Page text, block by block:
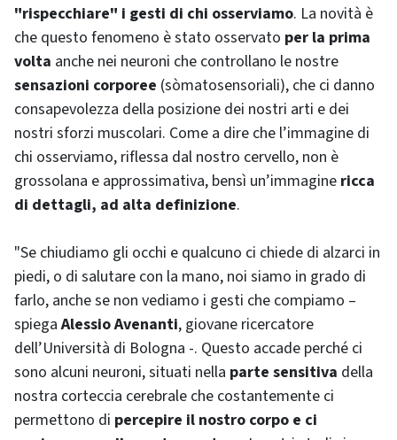
"rispecchiare" i gesti di chi osserviamo. La novità è
che questo fenomeno è stato osservato per la prima
volta anche nei neuroni che controllano le nostre
sensazioni corporee (sòmatosensoriali), che ci danno
consapevolezza della posizione dei nostri arti e dei
nostri sforzi muscolari. Come a dire che l’immagine di
chi osserviamo, riflessa dal nostro cervello, non è
grossolana e approssimativa, bensì un’immagine ricca
di dettagli, ad alta definizione.
"Se chiudiamo gli occhi e qualcuno ci chiede di alzarci in
piedi, o di salutare con la mano, noi siamo in grado di
farlo, anche se non vediamo i gesti che compiamo –
spiegaAlessio Avenanti, giovane ricercatore
dell’Università di Bologna -. Questo accade perché ci
sono alcuni neuroni, situati nella parte sensitiva della
nostra corteccia cerebrale che costantemente ci
permettono di percepire il nostro corpo e ci